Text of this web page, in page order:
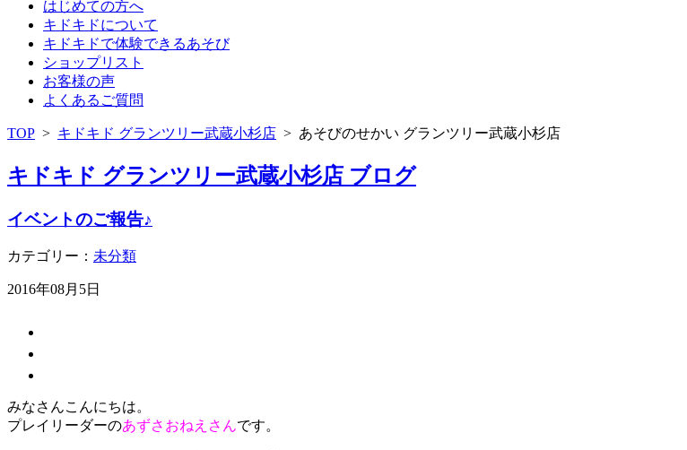
はじめての方へ
キドキドについて
キドキドで体験できるあそび
ショップリスト
お客様の声
よくあるご質問
TOP > キドキド グランツリー武蔵小杉店 > あそびのせかい グランツリー武蔵小杉店
キドキド グランツリー武蔵小杉店 ブログ
イベントのご報告♪
カテゴリー： 未分類
2016年08月5日
みなさんこんにちは。
プレイリーダーのあずさおねえさんです。